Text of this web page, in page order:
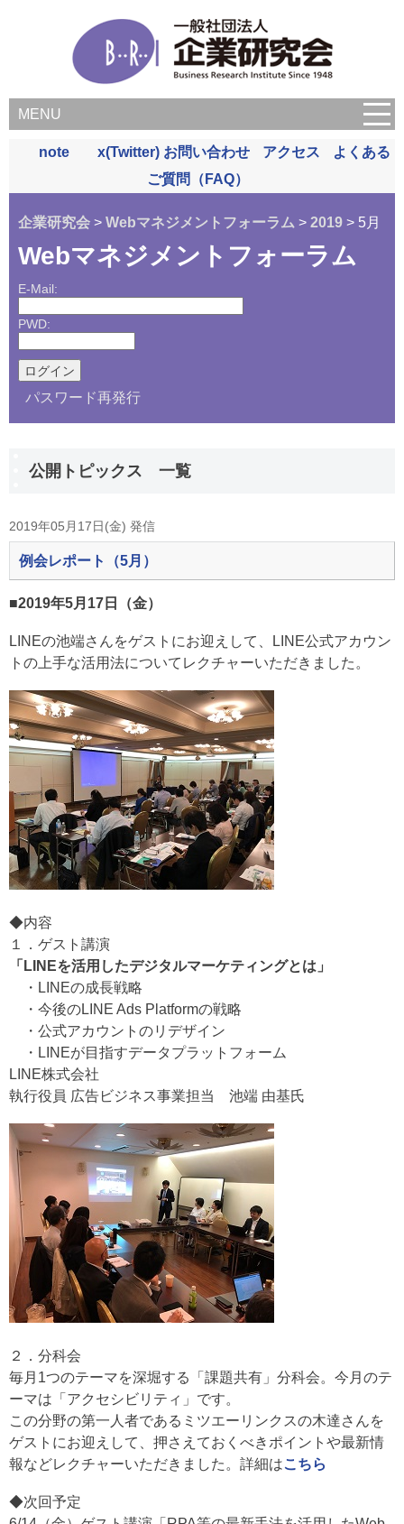
MENU
note x(Twitter) お問い合わせ アクセス
よくある
ご質問（FAQ）
企業研究会 > Webマネジメントフォーラム > 2019 > 5月
Webマネジメントフォーラム
E-Mail:
PWD:
パスワード再発行
公開トピックス 一覧
2019年05月17日(金) 発信
例会レポート（5月）
■2019年5月17日（金）
LINEの池端さんをゲストにお迎えして、LINE公式アカウン
トの上手な活用法についてレクチャーいただきました。
◆内容
１．ゲスト講演
「LINEを活用したデジタルマーケティングとは」
・LINEの成長戦略
・今後のLINE Ads Platformの戦略
・公式アカウントのリデザイン
・LINEが目指すデータプラットフォーム
LINE株式会社
執行役員 広告ビジネス事業担当 池端 由基氏
２．分科会
毎月1つのテーマを深堀する「課題共有」分科会。今月のテ
ーマは「アクセシビリティ」です。
この分野の第一人者であるミツエーリンクスの木達さんを
ゲストにお迎えして、押さえておくべきポイントや最新情
報などレクチャーいただきました。詳細はこちら
◆次回予定